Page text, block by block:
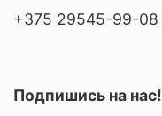
+375 29545-99-08
Подпишись на нас!